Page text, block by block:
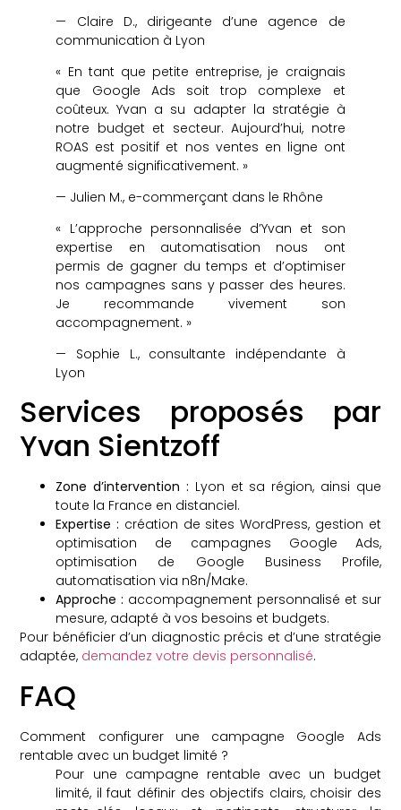
— Claire D., dirigeante d’une agence de
communication à Lyon
« En tant que petite entreprise, je craignais
que Google Ads soit trop complexe et
coûteux. Yvan a su adapter la stratégie à
notre budget et secteur. Aujourd’hui, notre
ROAS est positif et nos ventes en ligne ont
augmenté significativement. »
— Julien M., e-commerçant dans le Rhône
« L’approche personnalisée d’Yvan et son
expertise en automatisation nous ont
permis de gagner du temps et d’optimiser
nos campagnes sans y passer des heures.
Je recommande vivement son
accompagnement. »
— Sophie L., consultante indépendante à
Lyon
Services proposés par
Yvan Sientzoff
Zone d’intervention : Lyon et sa région, ainsi que
toute la France en distanciel.
Expertise : création de sites WordPress, gestion et
optimisation de campagnes Google Ads,
optimisation de Google Business Profile,
automatisation via n8n/Make.
Approche : accompagnement personnalisé et sur
mesure, adapté à vos besoins et budgets.
Pour bénéficier d’un diagnostic précis et d’une stratégie
adaptée, demandez votre devis personnalisé.
FAQ
Comment configurer une campagne Google Ads
rentable avec un budget limité ?
Pour une campagne rentable avec un budget
limité, il faut définir des objectifs clairs, choisir des